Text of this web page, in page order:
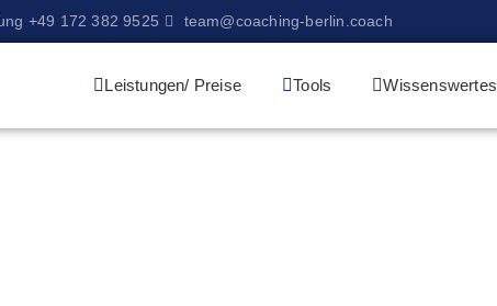
+49 172 382 9525 team@coaching-berlin.coach
Leistungen/ Preise Tools Wissenswertes